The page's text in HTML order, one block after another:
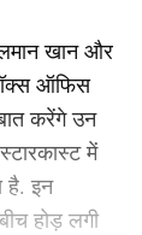
खान और
ऑफिस
करेंगे उन
में
है. इन
होड़ लगी